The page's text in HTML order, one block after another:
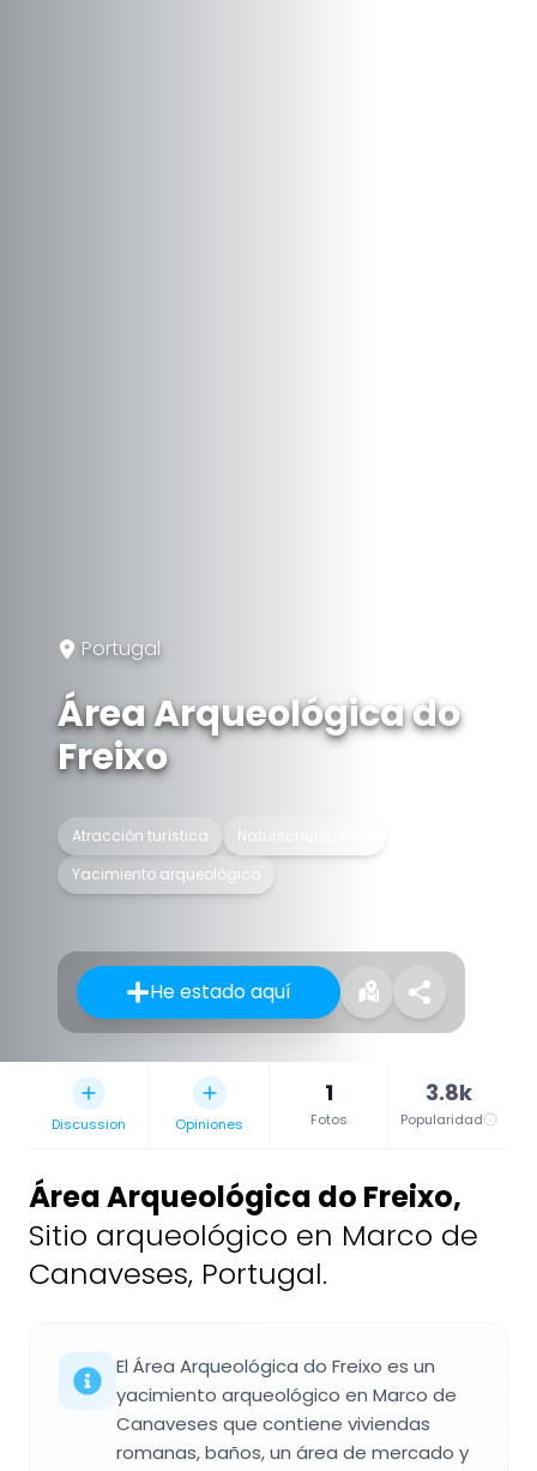
Portugal
Área Arqueológica do
Freixo
Atracción turística
Naturschutzgebiet
Yacimiento arqueológico
He estado aquí
Discussion Opiniones
1
Fotos
3.8k
Popularidad
Área Arqueológica do Freixo,
Sitio arqueológico en Marco de
Canaveses, Portugal.
El Área Arqueológica do Freixo es un
yacimiento arqueológico en Marco de
Canaveses que contiene viviendas
romanas, baños, un área de mercado y